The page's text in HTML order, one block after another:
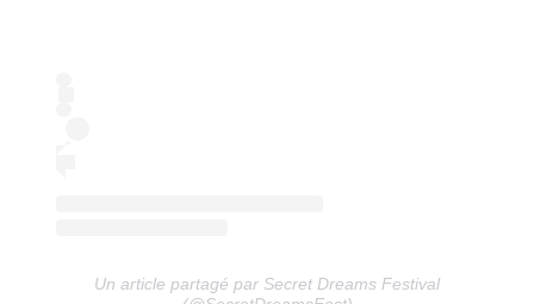
Un article partagé par Secret Dreams Festival